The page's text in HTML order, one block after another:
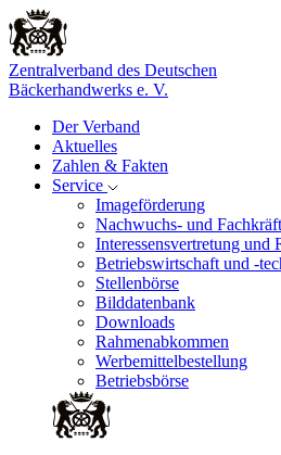
Zentralverband des Deutschen
Bäckerhandwerks e. V.
Der Verband
Aktuelles
Zahlen & Fakten
Service
Imageförderung
Nachwuchs- und
Interessensvertretung und
Betriebswirtschaft und -
Stellenbörse
Bilddatenbank
Downloads
Rahmenabkommen
Werbemittelbestellung
Betriebsbörse